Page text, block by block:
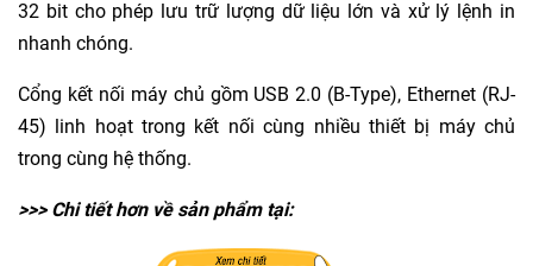
32 bit cho phép lưu trữ lượng dữ liệu lớn và xử lý lệnh in
nhanh chóng.
Cổng kết nối máy chủ gồm USB 2.0 (B-Type), Ethernet (RJ-
45) linh hoạt trong kết nối cùng nhiều thiết bị máy chủ
trong cùng hệ thống.
>>> Chi tiết hơn về sản phẩm tại: